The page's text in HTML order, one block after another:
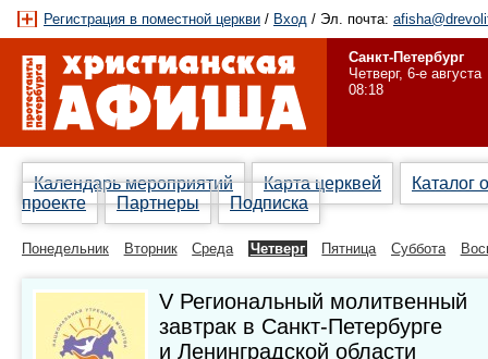
Регистрация в поместной церкви / Вход / Эл. почта:
Санкт-Петербург
Четверг, 6-е августа
08:18
Календарь мероприятий Карта церквей
Каталог
проекте
Партнеры Подписка
Понедельник Вторник Среда Четверг Пятница Суббота
V Региональный молитвенный
завтрак в Санкт-Петербурге
и Ленинградской области